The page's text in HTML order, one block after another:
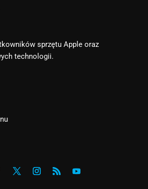
sprzętu Apple oraz
technologii.